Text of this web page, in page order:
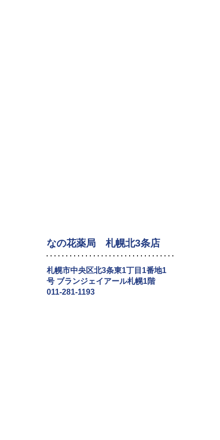
なの花薬局 札幌北3条店
札幌市中央区北3条東1丁目1番地1
号 ブランジェイアール札幌1階
011-281-1193